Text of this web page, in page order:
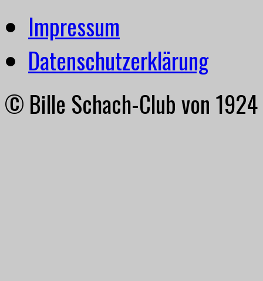
Impressum
Datenschutzerklärung
© Bille Schach-Club von